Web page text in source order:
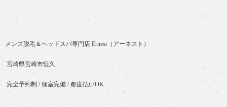
メンズ脱毛＆ヘッドスパ専門店 Ernest（アーネスト）
宮崎県宮崎市恒久
完全予約制 / 個室完備 / 都度払いOK